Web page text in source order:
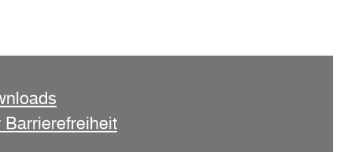
Barrierefreiheit